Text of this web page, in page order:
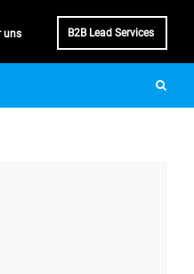
uns B2B Lead Services
IT &